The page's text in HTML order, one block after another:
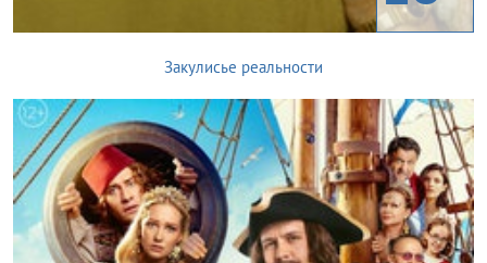
Закулисье реальности